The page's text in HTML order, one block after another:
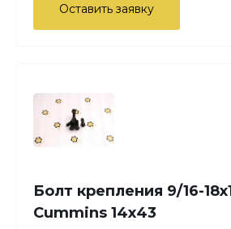
Оставить заявку
Болт крепления 9/16-
Cummins 14х43